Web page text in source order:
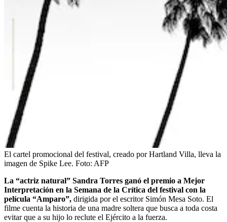
El cartel promocional del festival, creado por Hartland Villa, lleva la
imagen de Spike Lee. Foto: AFP
La “actriz natural” Sandra Torres ganó el premio a Mejor
Interpretación en la Semana de la Crítica del festival con la
película “Amparo”, dirigida por el escritor Simón Mesa Soto. El
filme cuenta la historia de una madre soltera que busca a toda costa
evitar que a su hijo lo reclute el Ejército a la fuerza.